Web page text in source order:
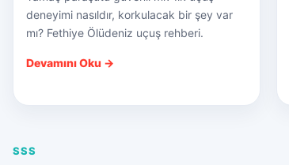
deneyimi nasıldır, korkulacak bir şey var
mı? Fethiye Ölüdeniz uçuş rehberi.
Devamını Oku →
SSS